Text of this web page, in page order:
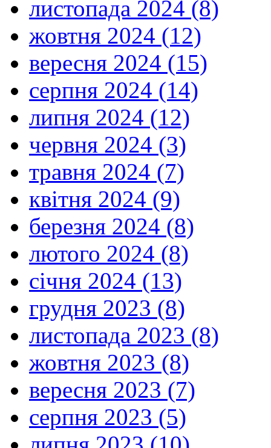
листопада 2024 (8)
жовтня 2024 (12)
вересня 2024 (15)
серпня 2024 (14)
липня 2024 (12)
червня 2024 (3)
травня 2024 (7)
квітня 2024 (9)
березня 2024 (8)
лютого 2024 (8)
січня 2024 (13)
грудня 2023 (8)
листопада 2023 (8)
жовтня 2023 (8)
вересня 2023 (7)
серпня 2023 (5)